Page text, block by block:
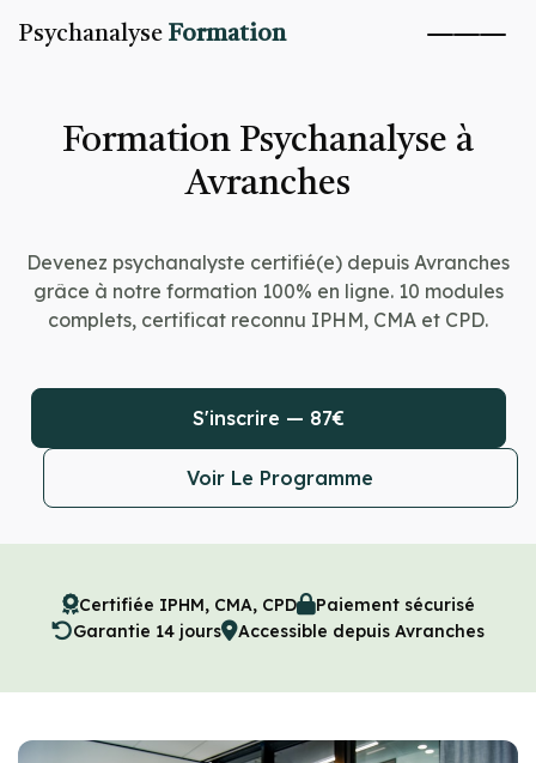
Psychanalyse Formation
Formation Psychanalyse à
Avranches
Devenez psychanalyste certifié(e) depuis Avranches
grâce à notre formation 100% en ligne. 10 modules
complets, certificat reconnu IPHM, CMA et CPD.
S'inscrire — 87€
Voir Le Programme
Certifiée IPHM, CMA, CPD
Paiement sécurisé
Garantie 14 jours
Accessible depuis Avranches